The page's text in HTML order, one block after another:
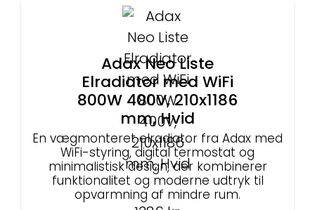
Adax Neo Liste
Elradiator med WiFi
800W 400V, 210x1186
mm, Hvid
En vægmonteret elradiator fra Adax med
WiFi-styring, digital termostat og
minimalistisk design, der kombinerer
funktionalitet og moderne udtryk til
opvarmning af mindre rum.